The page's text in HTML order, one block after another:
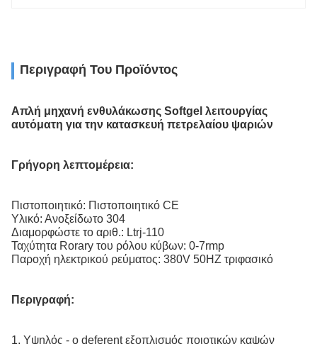
Περιγραφή Του Προϊόντος
Απλή μηχανή ενθυλάκωσης Softgel λειτουργίας
αυτόματη για την κατασκευή πετρελαίου ψαριών
Γρήγορη λεπτομέρεια:
Πιστοποιητικό: Πιστοποιητικό CE
Υλικό: Ανοξείδωτο 304
Διαμορφώστε το αριθ.: Ltrj-110
Ταχύτητα Rorary του ρόλου κύβων: 0-7rmp
Παροχή ηλεκτρικού ρεύματος: 380V 50HZ τριφασικό
Περιγραφή:
1. Υψηλός - ο deferent εξοπλισμός ποιοτικών καψών